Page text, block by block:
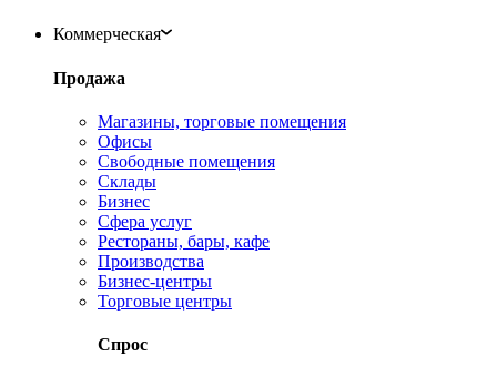
Коммерческая
Продажа
Магазины, торговые помещения
Офисы
Свободные помещения
Склады
Бизнес
Сфера услуг
Рестораны, бары, кафе
Производства
Бизнес-центры
Торговые центры
Спрос